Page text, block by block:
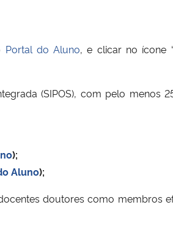
Portal do Aluno, e clicar no ícone
(SIPOS), com pelo menos
);
Aluno);
doutores como membros